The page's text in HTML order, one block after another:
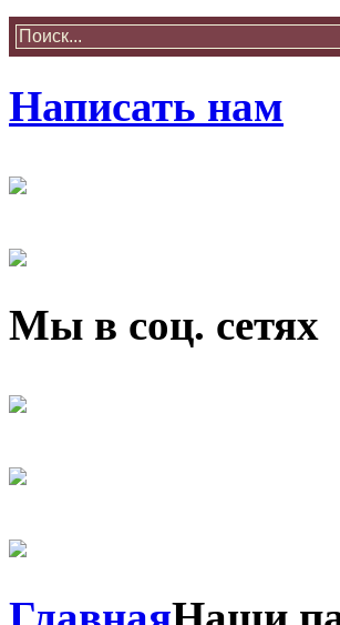
Написать нам
Мы в соц. сетях